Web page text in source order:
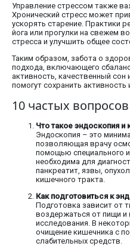
Управление стрессом также
Хронический стресс может
ускорять старение. Практики
йога или прогулки на свежем
стресса и улучшить общее
Таким образом, забота о
подхода, включающего
активность, качественный
помогут сохранить
10 частых
Что такое эндоскопия и
Эндоскопия – это
позволяющая врачу
помощью специального
необходима для
панкреатит, язвы,
кишечного тракта.
Как подготовиться к
Подготовка зависит от
воздержаться от пищи и
исследования. В
очищение кишечника с
слабительных средств.